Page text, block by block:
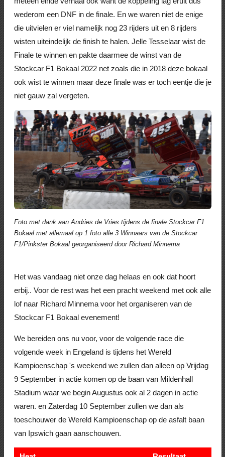
wederom een DNF in de finale. En we waren niet de enige
die uitvielen er viel namelijk nog 23 rijders uit en 8 rijders
wisten uiteindelijk de finish te halen. Jelle Tesselaar wist de
Finale te winnen en pakte daarmee de winst van de
Stockcar F1 Bokaal 2022 net zoals die in 2018 deze bokaal
ook wist te winnen maar deze finale was er toch eentje die je
niet gauw zal vergeten.
Foto met dank aan Andries de Vries tijdens de finale Stockcar F1
Bokaal met allemaal op 1 foto alle 3 Winnaars van de Stockcar
F1/Pinkster Bokaal georganiseerd door Richard Minnema
Het was vandaag niet onze dag helaas en ook dat hoort
erbij.. Voor de rest was het een pracht weekend met ook alle
lof naar Richard Minnema voor het organiseren van de
Stockcar F1 Bokaal evenement!
We bereiden ons nu voor, voor de volgende race die
volgende week in Engeland is tijdens het Wereld
Kampioenschap 's weekend we zullen dan alleen op Vrijdag
9 September in actie komen op de baan van Mildenhall
Stadium waar we begin Augustus ook al 2 dagen in actie
waren. en Zaterdag 10 September zullen we dan als
toeschouwer de Wereld Kampioenschap op de asfalt baan
van Ipswich gaan aanschouwen.